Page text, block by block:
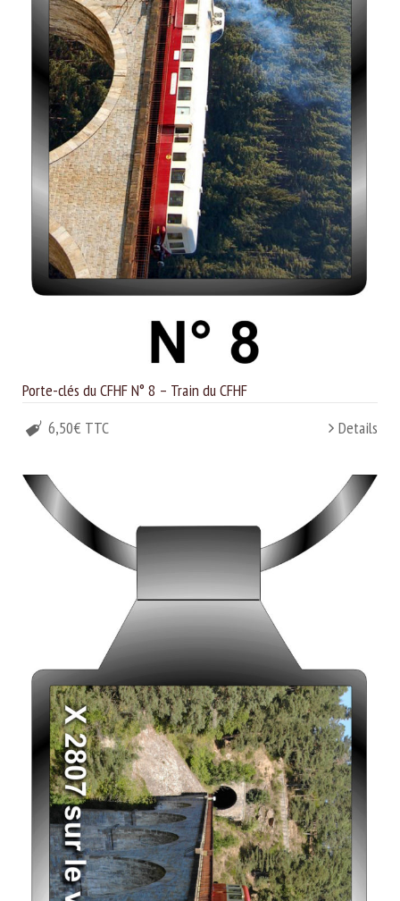
Porte-clés du CFHF N° 8 – Train du CFHF
6,50€ TTC
Details